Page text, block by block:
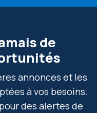
de
annonces et les
à vos besoins.
des alertes de